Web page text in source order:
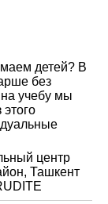
детей? В
без
учебу мы
центр
Ташкент